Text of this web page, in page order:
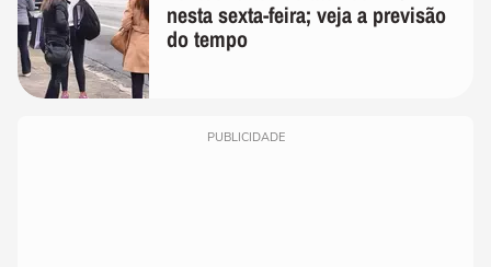
nesta sexta-feira; veja a previsão
do tempo
PUBLICIDADE